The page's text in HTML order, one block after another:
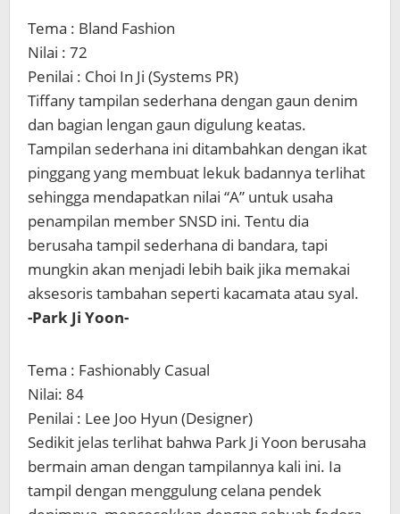
Tema : Bland Fashion
Nilai : 72
Penilai : Choi In Ji (Systems PR)
Tiffany tampilan sederhana dengan gaun denim
dan bagian lengan gaun digulung keatas.
Tampilan sederhana ini ditambahkan dengan ikat
pinggang yang membuat lekuk badannya terlihat
sehingga mendapatkan nilai “A” untuk usaha
penampilan member SNSD ini. Tentu dia
berusaha tampil sederhana di bandara, tapi
mungkin akan menjadi lebih baik jika memakai
aksesoris tambahan seperti kacamata atau syal.
-Park Ji Yoon-
Tema : Fashionably Casual
Nilai: 84
Penilai : Lee Joo Hyun (Designer)
Sedikit jelas terlihat bahwa Park Ji Yoon berusaha
bermain aman dengan tampilannya kali ini. Ia
tampil dengan menggulung celana pendek